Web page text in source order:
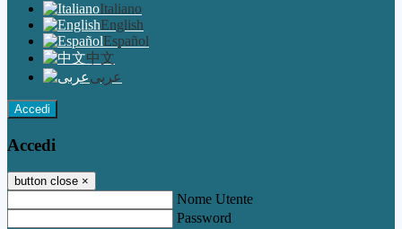
Italiano
English
Español
中文
عربى
Accedi
Accedi
button close ×
Nome Utente
Password